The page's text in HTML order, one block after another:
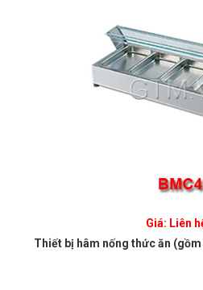
Giá: Liên
Thiết bị hâm nống thức ăn (gồm